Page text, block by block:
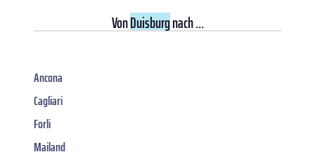
VonDuisburgnach ...
Ancona
Cagliari
Forli
Mailand